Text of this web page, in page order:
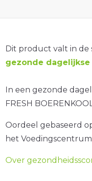
Dit product valt in de
gezonde
In een gezonde
FRESH
Oordeel gebaseerd
het Voedingscentrum
Over